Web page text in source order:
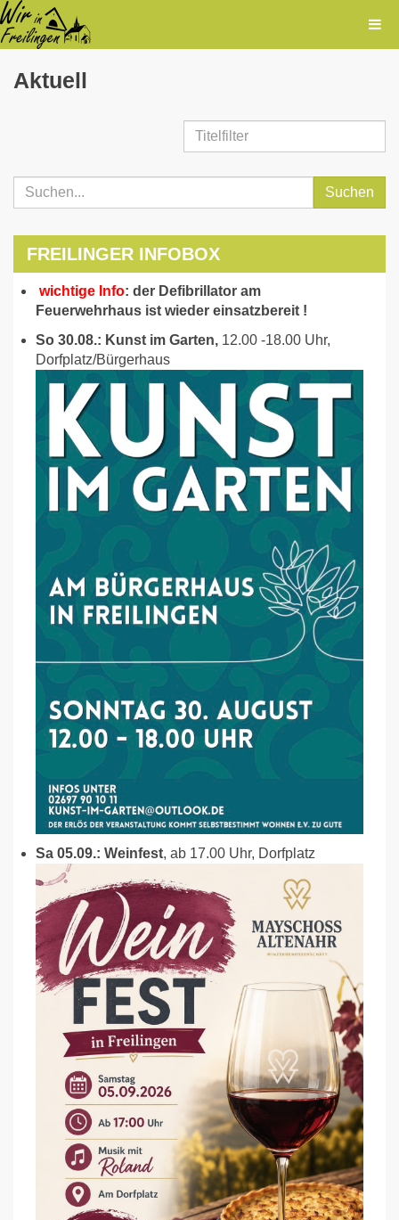
Aktuell
Titelfilter
Suchen
FREILINGER INFOBOX
wichtige Info: der Defibrillator am
Feuerwehrhaus ist wieder einsatzbereit !
So 30.08.: Kunst im Garten, 12.00 -18.00 Uhr,
Dorfplatz/Bürgerhaus
Sa 05.09.: Weinfest, ab 17.00 Uhr, Dorfplatz